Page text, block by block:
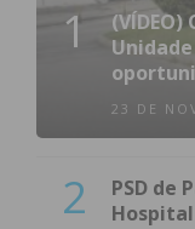
1
23 DE
2
PSD de